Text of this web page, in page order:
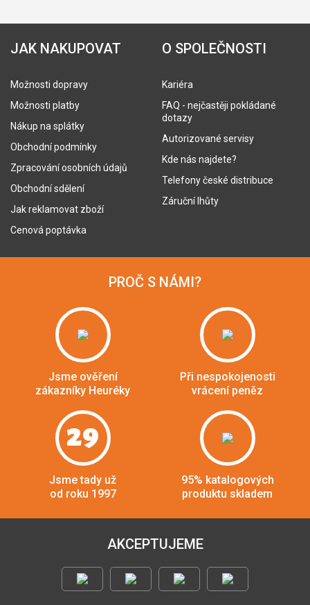
JAK NAKUPOVAT
Možnosti dopravy
Možnosti platby
Nákup na splátky
Obchodní podmínky
Zpracování osobních údajů
Obchodní sdělení
Jak reklamovat zboží
Cenová poptávka
O SPOLEČNOSTI
Kariéra
FAQ - nejčastěji pokládané
dotazy
Autorizované servisy
Kde nás najdete?
Telefony české distribuce
Záruční lhůty
PROČ S NÁMI?
Jsme ověření
zákazníky Heuréky
Při nespokojenosti
vrácení peněz
29
Jsme tady už
od roku 1997
95% katalogových
produktu skladem
AKCEPTUJEME